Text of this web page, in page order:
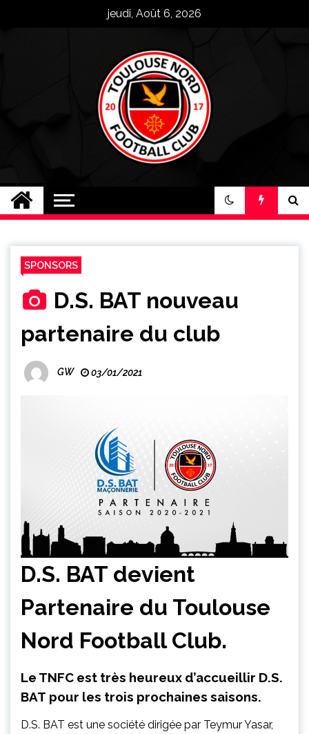
jeudi, Août 6, 2026
Toulouse Nord FC
Plus qu'un club, une famille !
SPONSORS
D.S. BAT nouveau
partenaire du club
GW 03/01/2021
D.S. BAT devient
Partenaire du Toulouse
Nord Football Club.
Le TNFC est très heureux d’accueillir D.S.
BAT pour les trois prochaines saisons.
D.S. BAT est une société dirigée par Teymur Yasar,